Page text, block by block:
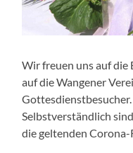
Wir freuen uns auf die
auf die Wangener
Gottesdienstbesucher.
Selbstverständlich
die geltenden Corona-